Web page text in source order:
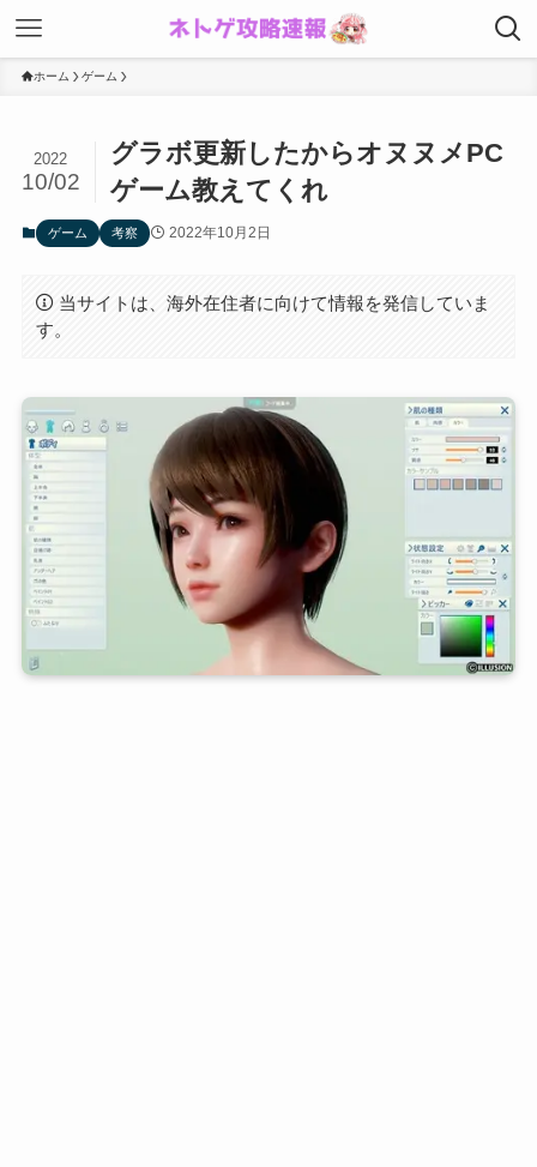
ホーム ゲーム
グラボ更新したからオヌヌメPC
ゲーム教えてくれ
2022
10/02
ゲーム 考察 2022年10月2日
当サイトは、海外在住者に向けて情報を発信していま
す。